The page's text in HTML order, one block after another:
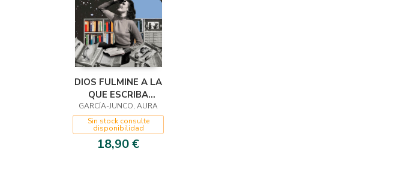
DIOS FULMINE A LA
QUE ESCRIBA
SOBRE MÍ
GARCÍA-JUNCO, AURA
Sin stock consulte
disponibilidad
18,90 €